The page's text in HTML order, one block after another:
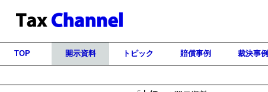
TOP 開示資料 トピック 賠償事例 裁決事例